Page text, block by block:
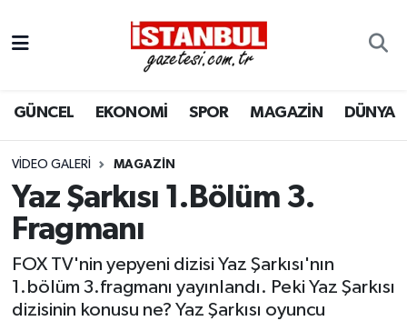
GÜNCEL EKONOMİ SPOR MAGAZİN DÜNYA
VIDEO GALERI MAGAZİN
Yaz Şarkısı 1.Bölüm 3.
Fragmanı
FOX TV'nin yepyeni dizisi Yaz Şarkısı'nın
1.bölüm 3.fragmanı yayınlandı. Peki Yaz Şarkısı
dizisinin konusu ne? Yaz Şarkısı oyuncu
EKONOMİ
İSTANBUL
DÜNYA
SPOR
MAGAZİN
Nöbetçi Eczaneler
Hava Durumu
Trafik Durumu
Süper Lig Puan Durumu ve Fikstür
Tüm Manşetler
Son Dakika Haberleri